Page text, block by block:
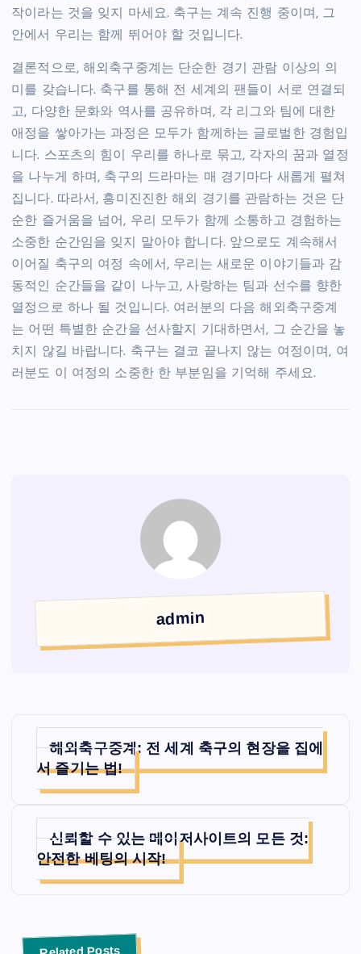
작이라는 것을 잊지 마세요. 축구는 계속 진행 중이며, 그
안에서 우리는 함께 뛰어야 할 것입니다.
결론적으로, 해외축구중계는 단순한 경기 관람 이상의 의
미를 갖습니다. 축구를 통해 전 세계의 팬들이 서로 연결되
고, 다양한 문화와 역사를 공유하며, 각 리그와 팀에 대한
애정을 쌓아가는 과정은 모두가 함께하는 글로벌한 경험입
니다. 스포츠의 힘이 우리를 하나로 묶고, 각자의 꿈과 열정
을 나누게 하며, 축구의 드라마는 매 경기마다 새롭게 펼쳐
집니다. 따라서, 흥미진진한 해외 경기를 관람하는 것은 단
순한 즐거움을 넘어, 우리 모두가 함께 소통하고 경험하는
소중한 순간임을 잊지 말아야 합니다. 앞으로도 계속해서
이어질 축구의 여정 속에서, 우리는 새로운 이야기들과 감
동적인 순간들을 같이 나누고, 사랑하는 팀과 선수를 향한
열정으로 하나 될 것입니다. 여러분의 다음 해외축구중계
는 어떤 특별한 순간을 선사할지 기대하면서, 그 순간을 놓
치지 않길 바랍니다. 축구는 결코 끝나지 않는 여정이며, 여
러분도 이 여정의 소중한 한 부분임을 기억해 주세요.
admin
글
탐
색
해외축구중계: 전 세계 축구의 현장을 집에
서 즐기는 법!
신뢰할 수 있는 메이저사이트의 모든 것:
안전한 베팅의 시작!